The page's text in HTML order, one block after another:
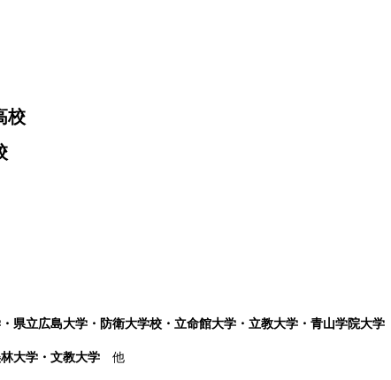
校
県立広島大学・防衛大学校・立命館大学・立教大学・青山学院大学
林大学・文教大学 他